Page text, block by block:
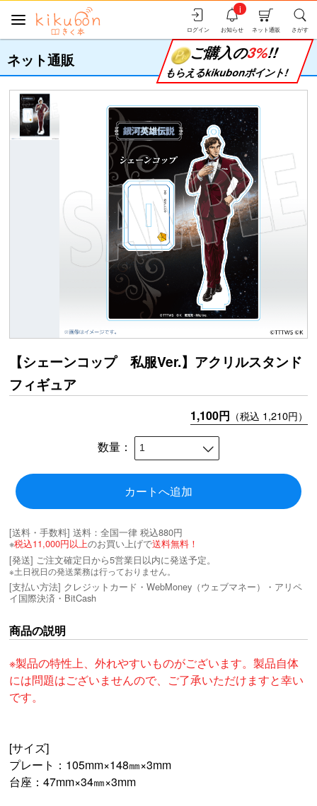
さがす
ネット通販
お知らせ
i
ログイン
ネット通販 ご購入の3%!!
もらえるkikubonポイント!
【シェーンコップ 私服Ver.】アクリルスタンド
フィギュア
1,100円 （税込 1,210円）
数量：
カートへ追加
[送料・手数料] 送料：全国一律 税込880円
※税込11,000円以上のお買い上げで送料無料！
[発送] ご注文確定日から5営業日以内に発送予定。
※土日祝日の発送業務は行っておりません。
[支払い方法] クレジットカード・WebMoney（ウェブマネー）・アリペ
イ国際決済・BitCash
商品の説明
※製品の特性上、外れやすいものがございます。製品自体
には問題はございませんので、ご了承いただけますと幸い
です。
[サイズ]
プレート：105mm×148㎜×3mm
台座：47mm×34㎜×3mm